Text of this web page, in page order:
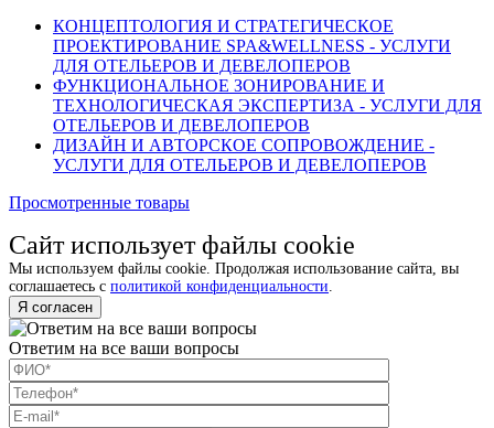
КОНЦЕПТОЛОГИЯ И СТРАТЕГИЧЕСКОЕ
ПРОЕКТИРОВАНИЕ SPA&WELLNESS - УСЛУГИ
ДЛЯ ОТЕЛЬЕРОВ И ДЕВЕЛОПЕРОВ
ФУНКЦИОНАЛЬНОЕ ЗОНИРОВАНИЕ И
ТЕХНОЛОГИЧЕСКАЯ ЭКСПЕРТИЗА - УСЛУГИ ДЛЯ
ОТЕЛЬЕРОВ И ДЕВЕЛОПЕРОВ
ДИЗАЙН И АВТОРСКОЕ СОПРОВОЖДЕНИЕ -
УСЛУГИ ДЛЯ ОТЕЛЬЕРОВ И ДЕВЕЛОПЕРОВ
Просмотренные товары
Сайт использует файлы cookie
Мы используем файлы cookie. Продолжая использование сайта, вы
соглашаетесь с политикой конфиденциальности.
Я согласен
Ответим на все ваши вопросы